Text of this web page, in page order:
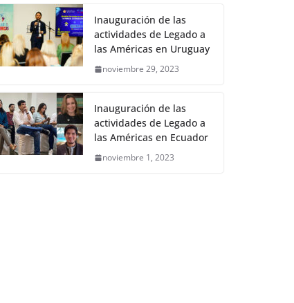
Inauguración de las
actividades de Legado a
las Américas en Uruguay
noviembre 29, 2023
Inauguración de las
actividades de Legado a
las Américas en Ecuador
noviembre 1, 2023